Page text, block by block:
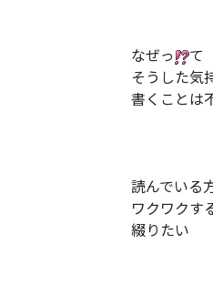
なぜっ
て
そうした気
書くことは
読んでいる
ワクワクす
綴りたい